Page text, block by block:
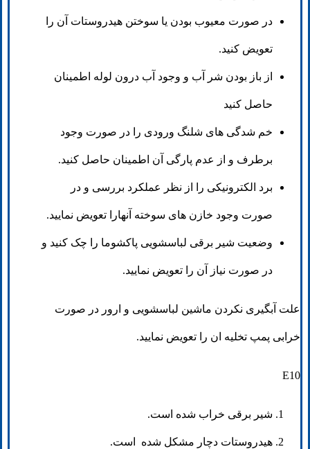
در صورت معیوب بودن یا سوختن هیدروستات آن را
تعویض کنید.
از باز بودن شر آب و وجود آب درون لوله اطمینان
حاصل کنید
خم شدگی های شلنگ ورودی را در صورت وجود
برطرف و از عدم پارگی آن اطمینان حاصل کنید.
برد الکترونیکی را از نظر عملکرد بررسی و در
صورت وجود خازن های سوخته آنهارا تعویض نمایید.
وضعیت شیر برقی لباسشویی پاکشوما را چک کنید و
در صورت نیاز آن را تعویض نمایید.
علت آبگیری نکردن ماشین لباسشویی و ارور در صورت
خرابی پمپ تخلیه ان را تعویض نمایید.
E10
شیر برقی خراب شده است.
هیدروستات دچار مشکل شده است.